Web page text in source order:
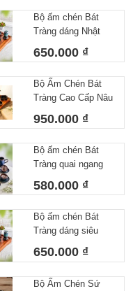
Bộ ấm chén Bát
Tràng dáng Nhật
650.000 ₫
Bộ Ấm Chén Bát
Tràng Cao Cấp Nâu
Vàng Kim Dáng
Chóp Vẽ Thuận
Dung Tích 400ml
950.000 ₫
Bộ ấm chén Bát
Tràng quai ngang
lòng hoa 450 ml
580.000 ₫
Bộ ấm chén Bát
Tràng dáng siêu
nước lòng hoa
650.000 ₫
Bộ Ấm Chén Sứ